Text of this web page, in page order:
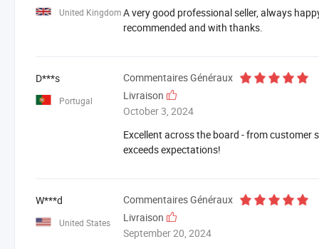
United KingdomA very good professional seller, always
recommended and with thanks.
D***s
Portugal
Commentaires Généraux
Livraison
October 3, 2024
Excellent across the board - from customer
exceeds expectations!
W***d
United States
Commentaires Généraux
Livraison
September 20, 2024